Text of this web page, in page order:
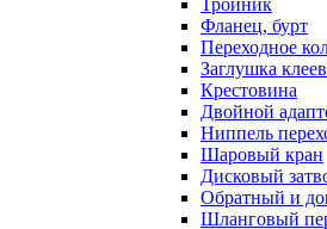
Тройник
Фланец, бурт
Переходное
Заглушка
Крестовина
Двойной
Ниппель
Шаровый кран
Дисковый
Обратный и
Шланговый